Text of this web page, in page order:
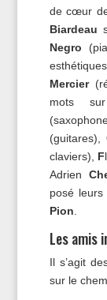
de cœur
Biardeau
Negro
Mercier
mots
(guitares),
claviers), Fl
Adrien
posé
Pion
Les amis
Il s’agit
sur le